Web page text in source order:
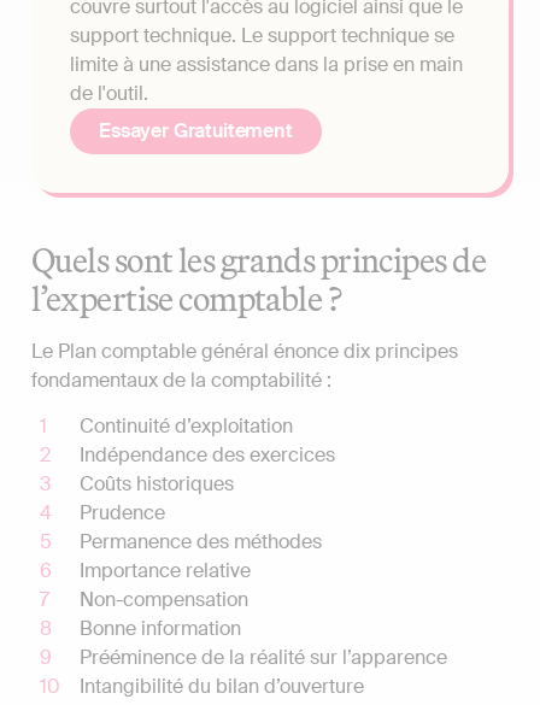
couvre surtout l'accès au logiciel ainsi que le
support technique. Le support technique se
limite à une assistance dans la prise en main
de l'outil.
Essayer Gratuitement
Quels sont les grands principes de
l’expertise comptable ?
Le Plan comptable général énonce dix principes
fondamentaux de la comptabilité :
Continuité d’exploitation
Indépendance des exercices
Coûts historiques
Prudence
Permanence des méthodes
Importance relative
Non-compensation
Bonne information
Prééminence de la réalité sur l’apparence
Intangibilité du bilan d’ouverture